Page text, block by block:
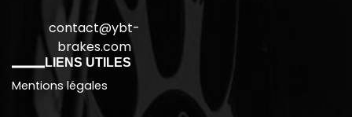
contact@ybt-
brakes.com
LIENS UTILES
Mentions légales